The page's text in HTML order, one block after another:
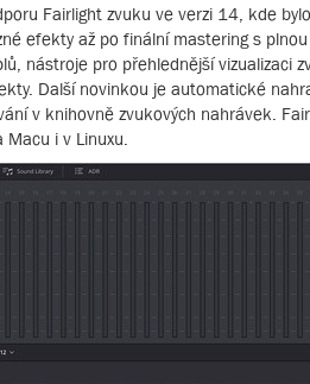
Fairlight zvuku ve verzi 14, kde
efekty až po finální mastering s
nástroje pro přehlednější vizualizaci
Další novinkou je automatické
v knihovně zvukových nahrávek.
i v Linuxu.